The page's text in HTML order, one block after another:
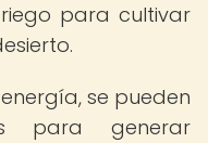
para cultivar
se pueden
para generar